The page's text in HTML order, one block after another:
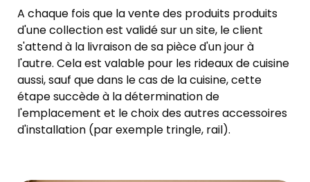
A chaque fois que la vente des produits produits
d'une collection est validé sur un site, le client
s'attend à la livraison de sa pièce d'un jour à
l'autre. Cela est valable pour les rideaux de cuisine
aussi, sauf que dans le cas de la cuisine, cette
étape succède à la détermination de
l'emplacement et le choix des autres accessoires
d'installation (par exemple tringle, rail).